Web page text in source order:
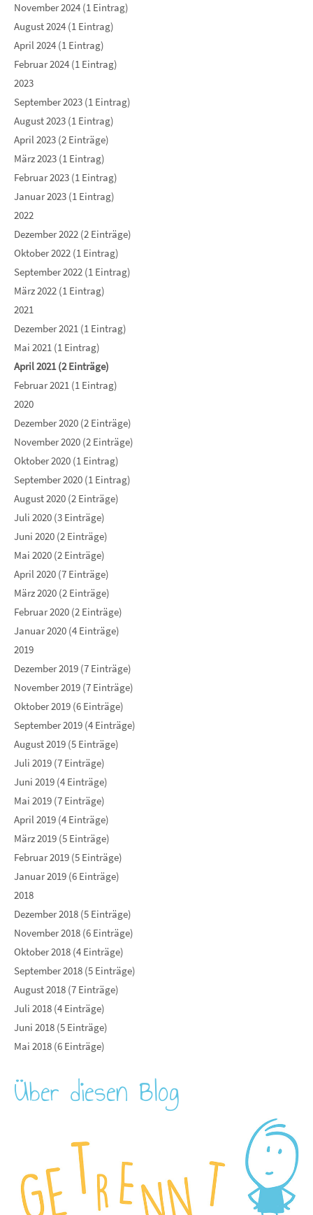
November 2024 (1 Eintrag)
August 2024 (1 Eintrag)
April 2024 (1 Eintrag)
Februar 2024 (1 Eintrag)
2023
September 2023 (1 Eintrag)
August 2023 (1 Eintrag)
April 2023 (2 Einträge)
März 2023 (1 Eintrag)
Februar 2023 (1 Eintrag)
Januar 2023 (1 Eintrag)
2022
Dezember 2022 (2 Einträge)
Oktober 2022 (1 Eintrag)
September 2022 (1 Eintrag)
März 2022 (1 Eintrag)
2021
Dezember 2021 (1 Eintrag)
Mai 2021 (1 Eintrag)
April 2021 (2 Einträge)
Februar 2021 (1 Eintrag)
2020
Dezember 2020 (2 Einträge)
November 2020 (2 Einträge)
Oktober 2020 (1 Eintrag)
September 2020 (1 Eintrag)
August 2020 (2 Einträge)
Juli 2020 (3 Einträge)
Juni 2020 (2 Einträge)
Mai 2020 (2 Einträge)
April 2020 (7 Einträge)
März 2020 (2 Einträge)
Februar 2020 (2 Einträge)
Januar 2020 (4 Einträge)
2019
Dezember 2019 (7 Einträge)
November 2019 (7 Einträge)
Oktober 2019 (6 Einträge)
September 2019 (4 Einträge)
August 2019 (5 Einträge)
Juli 2019 (7 Einträge)
Juni 2019 (4 Einträge)
Mai 2019 (7 Einträge)
April 2019 (4 Einträge)
März 2019 (5 Einträge)
Februar 2019 (5 Einträge)
Januar 2019 (6 Einträge)
2018
Dezember 2018 (5 Einträge)
November 2018 (6 Einträge)
Oktober 2018 (4 Einträge)
September 2018 (5 Einträge)
August 2018 (7 Einträge)
Juli 2018 (4 Einträge)
Juni 2018 (5 Einträge)
Mai 2018 (6 Einträge)
Über diesen Blog